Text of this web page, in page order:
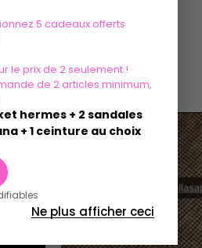
5 cadeaux offerts
le prix de 2 seulement !
de 2 articles minimum,
hermes + 2 sandales
+ 1 ceinture au choix
Ne plus afficher ceci